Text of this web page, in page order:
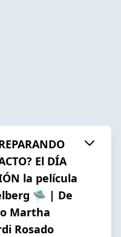
El DÍA
la película
🛸 | De
Martha
Rosado